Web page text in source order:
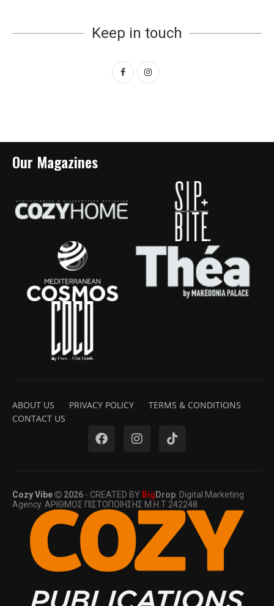
Keep in touch
Our Magazines
ABOUT US PRIVACY POLICY
TERMS & CONDITIONS
CONTACT US
Cozy Vibe 2026 - CREATED BY Big Drop. Digital Marketing
Agency. ΑΡΙΘΜΟΣ ΠΙΣΤΟΠΟΙΗΣΗΣ Μ.Η.Τ 242248